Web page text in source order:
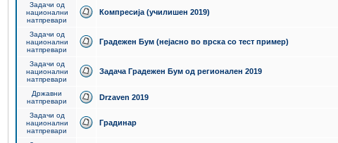
Задачи од
национални
натпревари
Компресија (училишен 2019)
Задачи од
национални
натпревари
Градежен Бум (нејасно во врска со тест пример)
Задачи од
национални
натпревари
Задача Градежен Бум од регионален 2019
Државни
натпревари
Drzaven 2019
Задачи од
национални
натпревари
Градинар